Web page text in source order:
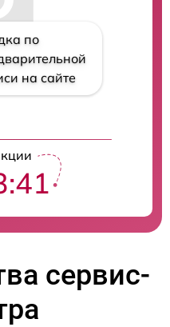
по
на сайте
сервис-